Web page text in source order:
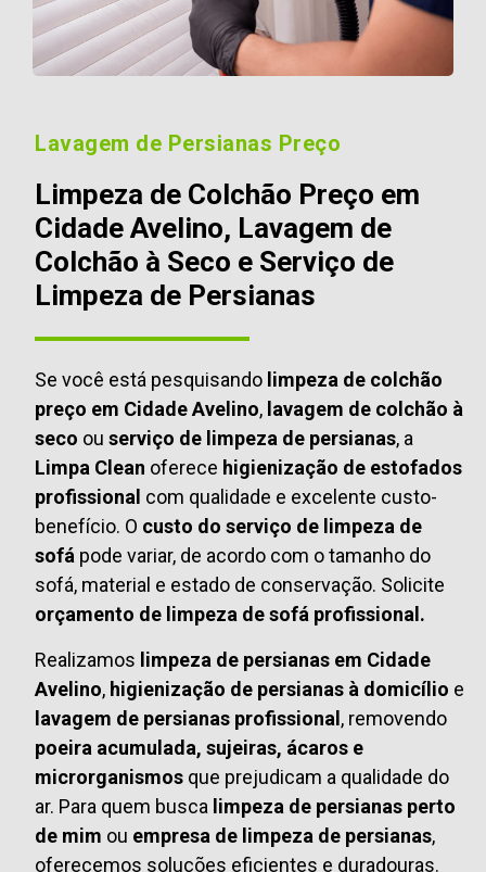
Lavagem de Persianas Preço
Limpeza de Colchão Preço em
Cidade Avelino, Lavagem de
Colchão à Seco e Serviço de
Limpeza de Persianas
Se você está pesquisando limpeza de colchão
preço em Cidade Avelino, lavagem de colchão à
seco ou serviço de limpeza de persianas, a
Limpa Clean oferece higienização de estofados
profissional com qualidade e excelente custo-
benefício. O custo do serviço de limpeza de
sofá pode variar, de acordo com o tamanho do
sofá, material e estado de conservação. Solicite
orçamento de limpeza de sofá profissional.
Realizamos limpeza de persianas em Cidade
Avelino, higienização de persianas à domicílio e
lavagem de persianas profissional, removendo
poeira acumulada, sujeiras, ácaros e
microrganismos que prejudicam a qualidade do
ar. Para quem busca limpeza de persianas perto
de mim ou empresa de limpeza de persianas,
oferecemos soluções eficientes e duradouras.